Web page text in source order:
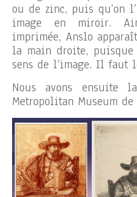
ou de zinc, puis qu’on
image en miroir.
imprimée, Anslo
la main droite,
sens de l’image. Il faut
Nous avons ensuite
Metropolitan Museum de